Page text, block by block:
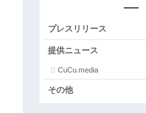
プレスリリース
提供ニュース
CuCu.media
その他